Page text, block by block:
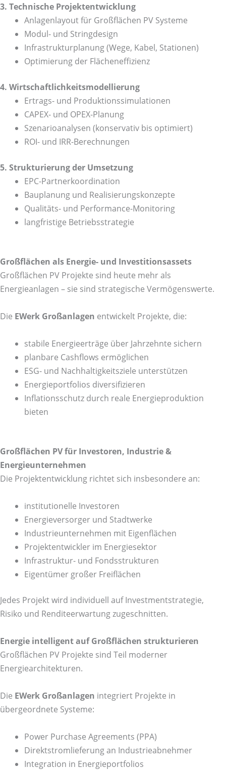
3. Technische Projektentwicklung
Anlagenlayout für Großflächen PV Systeme
Modul- und Stringdesign
Infrastrukturplanung (Wege, Kabel, Stationen)
Optimierung der Flächeneffizienz
4. Wirtschaftlichkeitsmodellierung
Ertrags- und Produktionssimulationen
CAPEX- und OPEX-Planung
Szenarioanalysen (konservativ bis optimiert)
ROI- und IRR-Berechnungen
5. Strukturierung der Umsetzung
EPC-Partnerkoordination
Bauplanung und Realisierungskonzepte
Qualitäts- und Performance-Monitoring
langfristige Betriebsstrategie
Großflächen als Energie- und Investitionsassets
Großflächen PV Projekte sind heute mehr als
Energieanlagen – sie sind strategische Vermögenswerte.
Die EWerk Großanlagen entwickelt Projekte, die:
stabile Energieerträge über Jahrzehnte sichern
planbare Cashflows ermöglichen
ESG- und Nachhaltigkeitsziele unterstützen
Energieportfolios diversifizieren
Inflationsschutz durch reale Energieproduktion
bieten
Großflächen PV für Investoren, Industrie &
Energieunternehmen
Die Projektentwicklung richtet sich insbesondere an:
institutionelle Investoren
Energieversorger und Stadtwerke
Industrieunternehmen mit Eigenflächen
Projektentwickler im Energiesektor
Infrastruktur- und Fondsstrukturen
Eigentümer großer Freiflächen
Jedes Projekt wird individuell auf Investmentstrategie,
Risiko und Renditeerwartung zugeschnitten.
Energie intelligent auf Großflächen strukturieren
Großflächen PV Projekte sind Teil moderner
Energiearchitekturen.
Die EWerk Großanlagen integriert Projekte in
übergeordnete Systeme:
Power Purchase Agreements (PPA)
Direktstromlieferung an Industrieabnehmer
Integration in Energieportfolios